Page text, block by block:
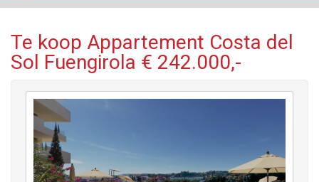
Te koop Appartement Costa del
Sol Fuengirola € 242.000,-